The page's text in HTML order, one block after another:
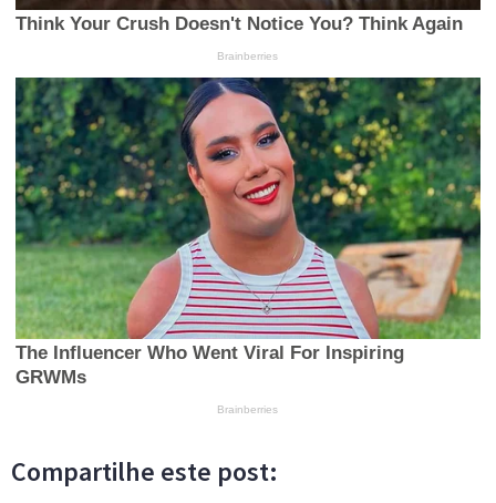
Compartilhe este post: